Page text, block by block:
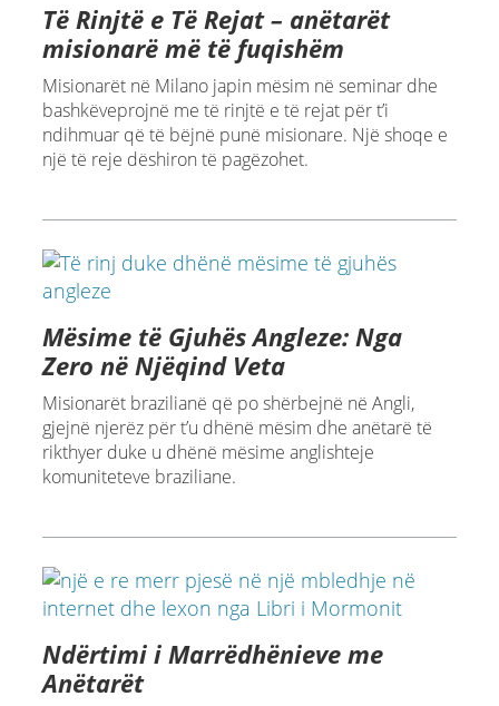
Të Rinjtë e Të Rejat – anëtarët
misionarë më të fuqishëm
Misionarët në Milano japin mësim në seminar dhe
bashkëveprojnë me të rinjtë e të rejat për t’i
ndihmuar që të bëjnë punë misionare. Një shoqe e
një të reje dëshiron të pagëzohet.
Mësime të Gjuhës Angleze: Nga
Zero në Njëqind Veta
Misionarët brazilianë që po shërbejnë në Angli,
gjejnë njerëz për t’u dhënë mësim dhe anëtarë të
rikthyer duke u dhënë mësime anglishteje
komuniteteve braziliane.
Ndërtimi i Marrëdhënieve me
Anëtarët